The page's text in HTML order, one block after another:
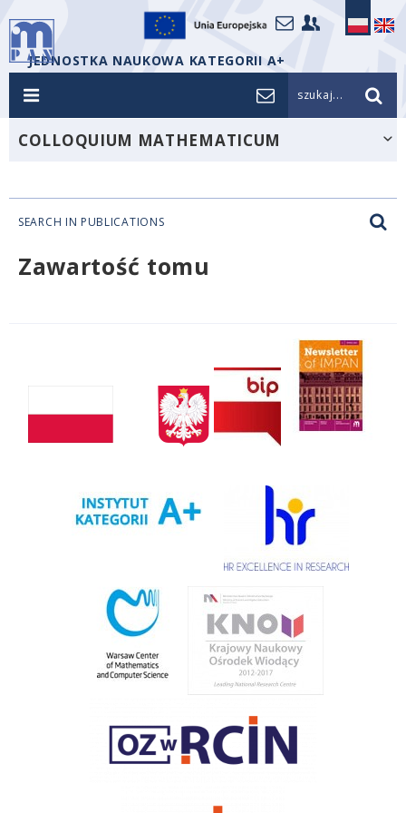
JEDNOSTKA NAUKOWA KATEGORII A+
szukaj...
COLLOQUIUM MATHEMATICUM
SEARCH IN PUBLICATIONS
Zawartość tomu